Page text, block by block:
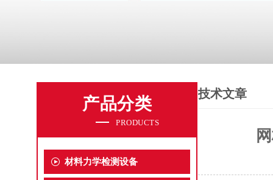
产品分类
PRODUCTS
材料力学检测设备
技术文章